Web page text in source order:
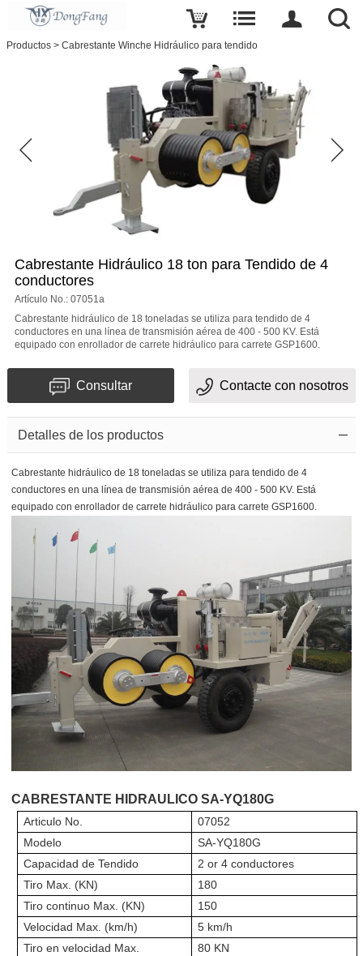
Productos > Cabrestante Winche Hidráulico para tendido
Cabrestante Hidráulico 18 ton para Tendido de 4
conductores
Artículo No.: 07051a
Cabrestante hidráulico de 18 toneladas se utiliza para tendido de 4
conductores en una línea de transmisión aérea de 400 - 500 KV. Está
equipado con enrollador de carrete hidráulico para carrete GSP1600.
Consultar Contacte con nosotros
Detalles de los productos
Cabrestante hidráulico de 18 toneladas se utiliza para tendido de 4
conductores en una línea de transmisión aérea de 400 - 500 KV. Está
equipado con enrollador de carrete hidráulico para carrete GSP1600.
CABRESTANTE HIDRAULICO SA-YQ180G
Articulo No. 07052
Modelo SA-YQ180G
Capacidad de Tendido
2 or 4 conductores
Tiro Max. (KN)
180
Tiro continuo Max. (KN) 150
Velocidad Max. (km/h)
5 km/h
Tiro en velocidad Max.
80 KN
Escribe una reseña
conductores
nombre
correo
electronico
Tema
de
confirmación